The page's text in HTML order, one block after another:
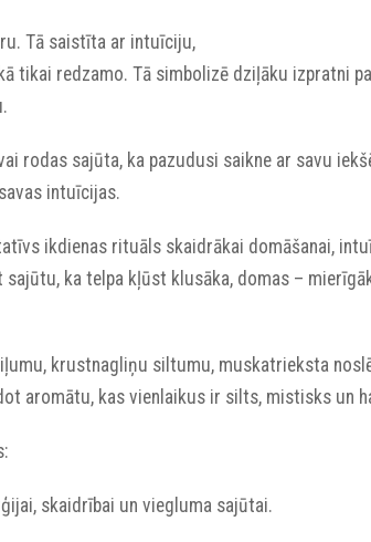
Tā saistīta ar intuīciju,
tikai redzamo. Tā simbolizē dziļāku izpratni
rodas sajūta, ka pazudusi saikne ar savu
intuīcijas.
ikdienas rituāls skaidrākai domāšanai,
ka telpa kļūst klusāka, domas –
krustnagliņu siltumu, muskatrieksta
aromātu, kas vienlaikus ir silts, mistisks un
skaidrībai un viegluma sajūtai.